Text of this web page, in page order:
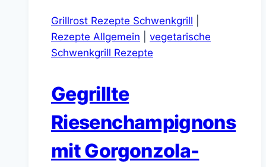
Grillrost Rezepte Schwenkgrill
Rezepte Allgemein
vegetarische
Schwenkgrill Rezepte
Gegrillte
Riesenchampignons
mit Gorgonzola-